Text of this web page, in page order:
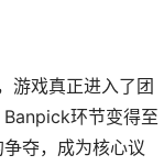
游戏真正进入了团
环节变得至
夺，成为核心议